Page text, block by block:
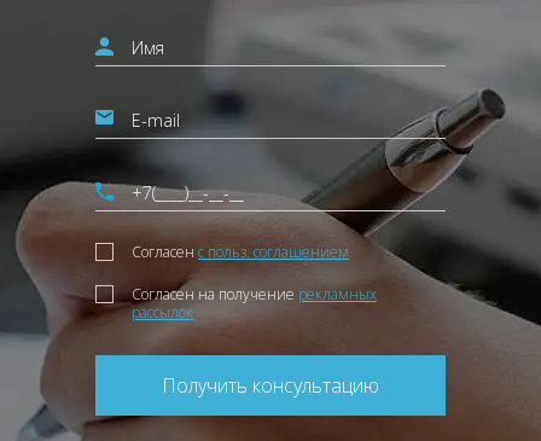
Согласен с польз. соглашением
Согласен на получение рекламных
рассылок
Получить консультацию